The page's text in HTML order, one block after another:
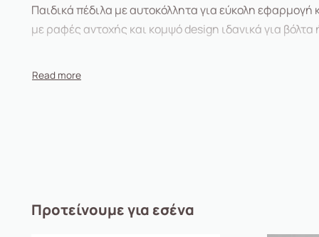
Παιδικά πέδιλα με αυτοκόλλητα για εύκολη
με ραφές αντοχής και κομψό design ιδανικά για βόλτα
Προτείνουμε για εσένα